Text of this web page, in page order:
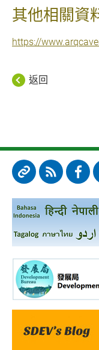
其他相關資
https://
返回